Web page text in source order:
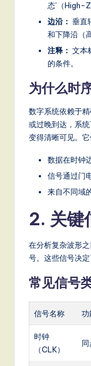
S
o
ft
d
态’（High-Z
边沿： 垂直
和下降沿（
注释： 文本
的条件。
为什么时
数字系统依赖于
或过晚到达，系
变得清晰可见。
数据在时钟
信号通过门
来自不同域
2. 关键
在分析复杂波形
号。这些信号决
常见信号
信号名称 功
时钟
（CLK）